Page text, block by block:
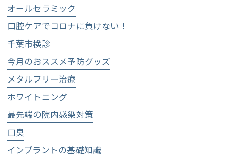
オールセラミック
口腔ケアでコロナに負けない！
千葉市検診
今月のおススメ予防グッズ
メタルフリー治療
ホワイトニング
最先端の院内感染対策
口臭
インプラントの基礎知識